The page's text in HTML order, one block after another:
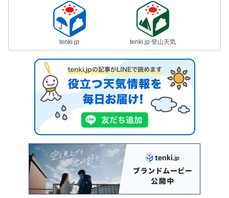
tenki.jp tenki.jp 登山天気